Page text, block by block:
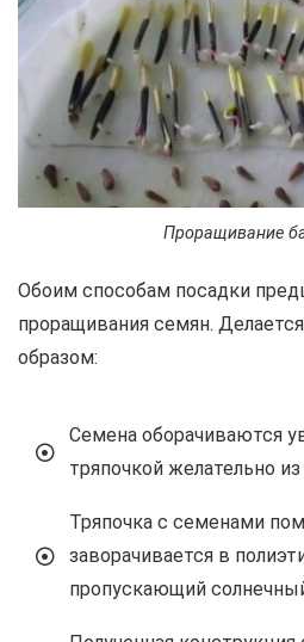
Проращивание
Обоим способам посадки
проращивания семян.
образом:
Семена оборачиваются
тряпочкой желательно
Тряпочка с семенами
заворачивается в
пропускающий